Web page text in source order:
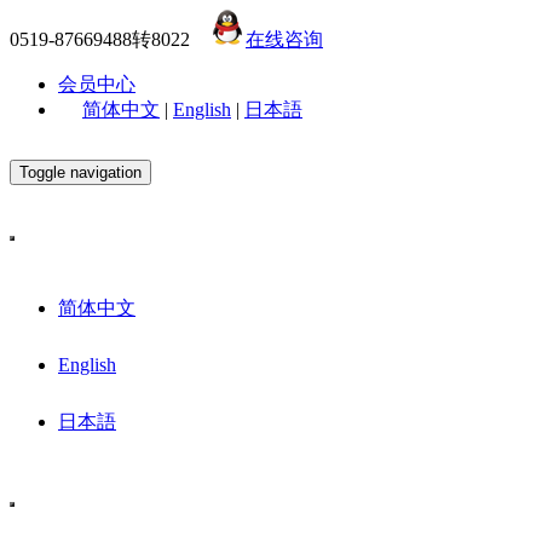
0519-87669488转8022 在线咨询
会员中心
简体中文 | English | 日本語
Toggle navigation
简体中文
English
日本語